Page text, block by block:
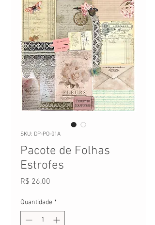
SKU: DP-PO-01A
Pacote de Folhas
Estrofes
R$ 26,00
Quantidade *